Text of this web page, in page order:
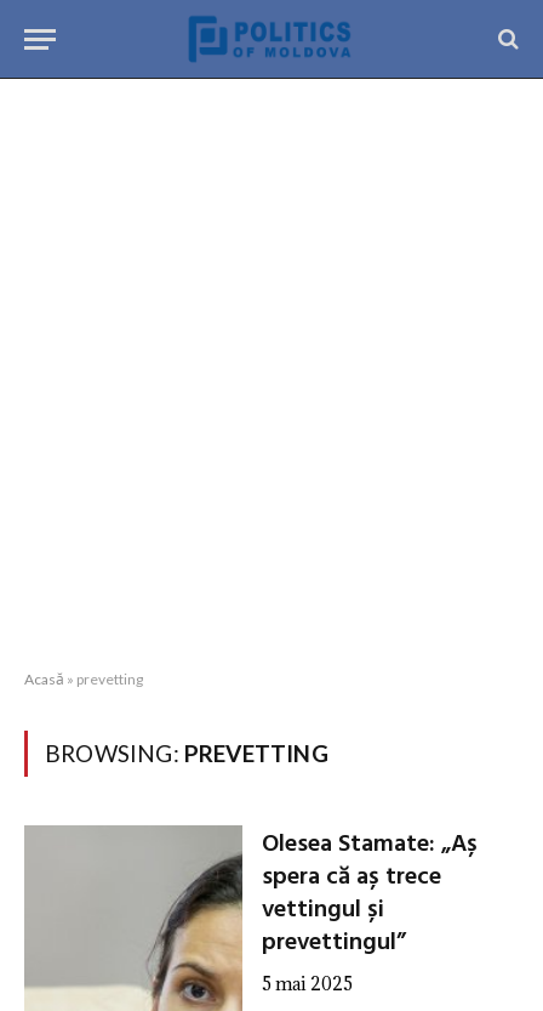
Acasă » prevetting
BROWSING: PREVETTING
Olesea Stamate: „Aș
spera că aș trece
vettingul și
prevettingul”
5 mai 2025